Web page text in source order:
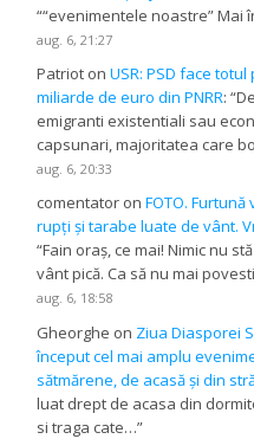
““evenimentele noastre” Mai
aug. 6, 21:27
Patriot onUSR: PSD face
miliarde de euro din PNRR: “
emigranti existentiali sau
capsunari, majoritatea care
aug. 6, 20:33
comentator onFOTO.
rupți și tarabe luate de vânt.
“Fain oraș, ce mai! Nimic nu
vânt pică. Ca să nu mai
aug. 6, 18:58
Gheorghe on Ziua Diasporei
început cel mai amplu
sătmărene, de acasă și din
luat drept de acasa din
si traga cate…”